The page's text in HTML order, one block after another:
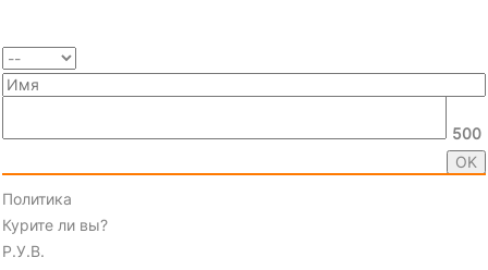
500
Политика
Курите ли вы?
Р.У.В.